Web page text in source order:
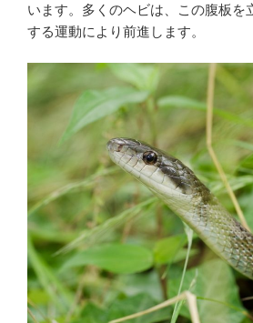
います。多くのヘビは、この腹板を
する運動により前進します。